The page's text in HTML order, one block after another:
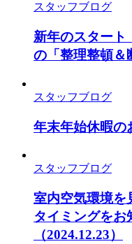
スタッフブログ
新年のスタート
の「整理整頓＆
スタッフブログ
年末年始休暇の
スタッフブログ
室内空気環境を
タイミングをお
（2024.12.23）